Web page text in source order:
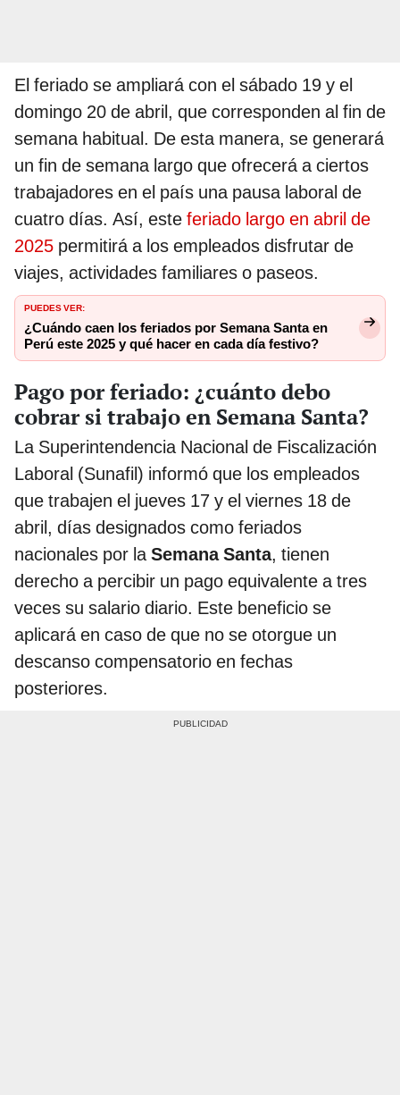
El feriado se ampliará con el sábado 19 y el
domingo 20 de abril, que corresponden al fin de
semana habitual. De esta manera, se generará
un fin de semana largo que ofrecerá a ciertos
trabajadores en el país una pausa laboral de
cuatro días. Así, este feriado largo en abril de
2025 permitirá a los empleados disfrutar de
viajes, actividades familiares o paseos.
PUEDES VER:
¿Cuándo caen los feriados por Semana Santa en
Perú este 2025 y qué hacer en cada día festivo?
Pago por feriado: ¿cuánto debo
cobrar si trabajo en Semana Santa?
La Superintendencia Nacional de Fiscalización
Laboral (Sunafil) informó que los empleados
que trabajen el jueves 17 y el viernes 18 de
abril, días designados como feriados
nacionales por la Semana Santa, tienen
derecho a percibir un pago equivalente a tres
veces su salario diario. Este beneficio se
aplicará en caso de que no se otorgue un
descanso compensatorio en fechas
posteriores.